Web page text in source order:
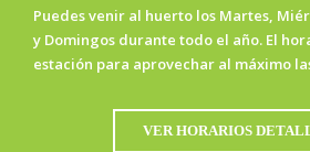
Puedes venir al huerto los Martes,
y Domingos durante todo el año. El
estación para aprovechar al máximo
VER HORARIOS